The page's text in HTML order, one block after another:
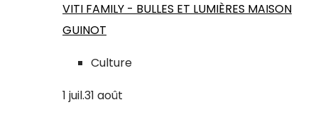
VITI FAMILY - BULLES ET LUMIÈRES MAISON
GUINOT
Culture
1 juil.31 août